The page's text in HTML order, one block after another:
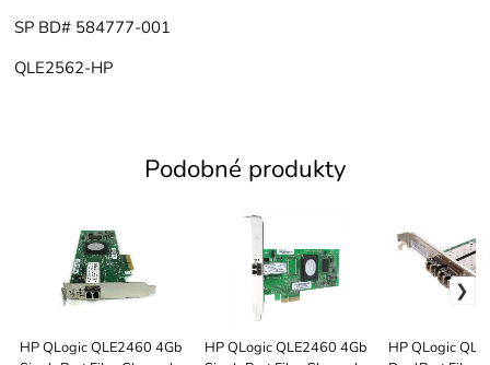
SP BD# 584777-001
QLE2562-HP
Podobné produkty
HP QLogic QLE2460 4Gb
HP QLogic QLE2460 4Gb
HP QLogic